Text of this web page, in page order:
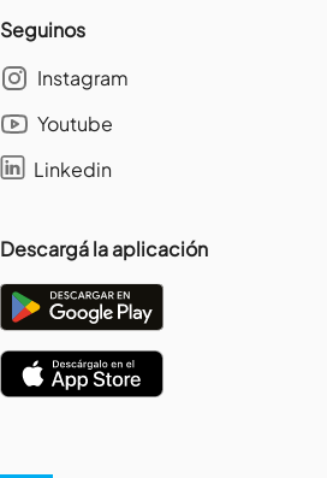
Seguinos
Instagram
Youtube
Linkedin
Descargá la aplicación